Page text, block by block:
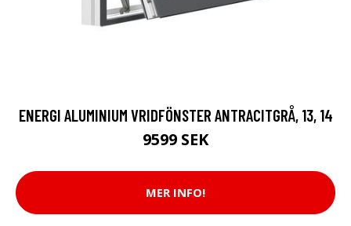
ENERGI ALUMINIUM VRIDFÖNSTER ANTRACITGRÅ, 13, 14
9599 SEK
MER INFO!